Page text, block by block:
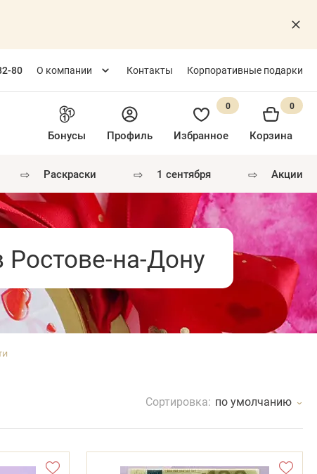
80 О компании Контакты Корпоративные подарки
Бонусы Профиль Избранное
0
Корзина
0
⇨ раскраски ⇨ 1 сентября ⇨ акции
на-Дону
Сортировка: по умолчанию